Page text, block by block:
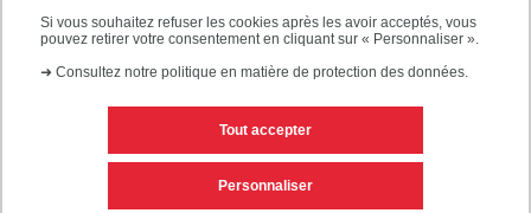
Si vous souhaitez refuser les cookies après les avoir acceptés, vous
pouvez retirer votre consentement en cliquant sur « Personnaliser ».
➜ Consultez notre politique en matière de protection des données.
Tout accepter
Personnaliser
Mentions légales